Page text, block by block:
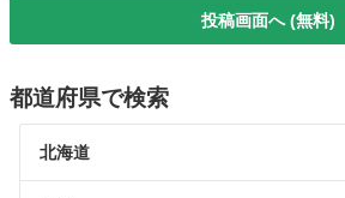
投稿画面へ (無料)
都道府県で検索
北海道